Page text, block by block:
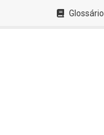
Glossário